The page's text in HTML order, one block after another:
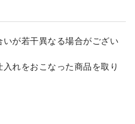
が若干異なる場合がござい
れをおこなった商品を取り